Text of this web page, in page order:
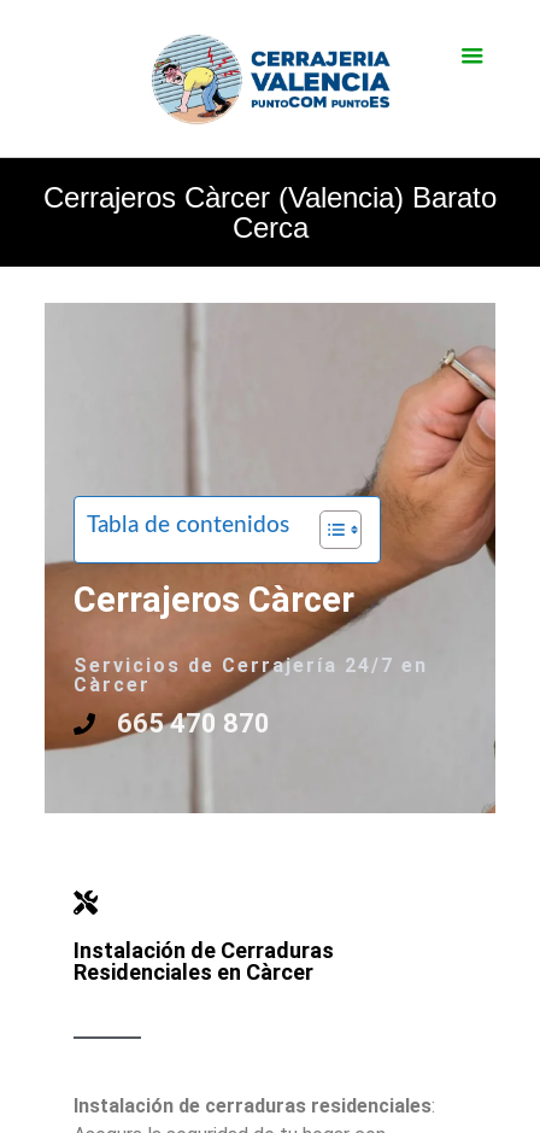
Cerrajeros Càrcer (Valencia) Barato
Cerca
Tabla de contenidos
Cerrajeros Càrcer
Servicios de Cerrajería 24/7 en
Càrcer
665 470 870
Instalación de Cerraduras
Residenciales en Càrcer
Instalación de cerraduras residenciales: